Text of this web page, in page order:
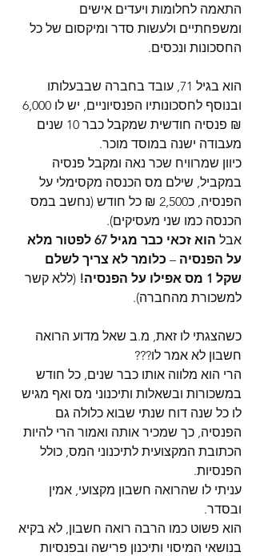
התאמה לחלומות ויעדים אישים
ומשפחתיים ולעשות סדר ומיקסום של כל
החסכונות ונכסים.
הוא בגיל 71, עובד בחברה שבבעלותו
₪ פנסיה חודשית שמקבל כבר 10 שנים
מעבודה ישנה במוסד מוכר.
כיוון שמרוויח שכר נאה ומקבל פנסיה
במקביל, שילם מס הכנסה מקסימלי על
הפנסיה, כ2,500 ₪ כל חודש (נחשב במס
הכנסה כמו שני מעסיקים).
אבל
הוא זכאי כבר מגיל 67 לפטור מלא
על הפנסיה – כלומר לא צריך לשלם
שקל 1 מס אפילו על הפנסיה!
(ללא קשר
למשכורת מהחברה).
כשהצגתי לו זאת, מ.ב שאל מדוע הרואה
חשבון לא אמר לו???
הרי הוא מלווה אותו כבר שנים, כל חודש
במשכורות ובשאלות ותיכנוני מס ואף מגיש
לו כל שנה דוח שנתי שבוא כלולה גם
הפנסיה, כך שמכיר אותה ואמור הרי להיות
הכתובת המקצועית לתיכנוני המס, כולל
הפנסיות.
עניתי לו שהרואה חשבון מקצועי, אמין
ובסדר.
הוא פשוט כמו הרבה רואה חשבון, לא בקיא
בנושאי המיסוי ותיכנון פרישה ובפנסיות